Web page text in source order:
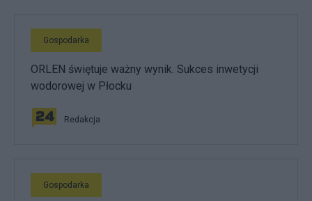
Gospodarka
ORLEN świętuje ważny wynik. Sukces inwetycji
wodorowej w Płocku
Redakcja
Gospodarka